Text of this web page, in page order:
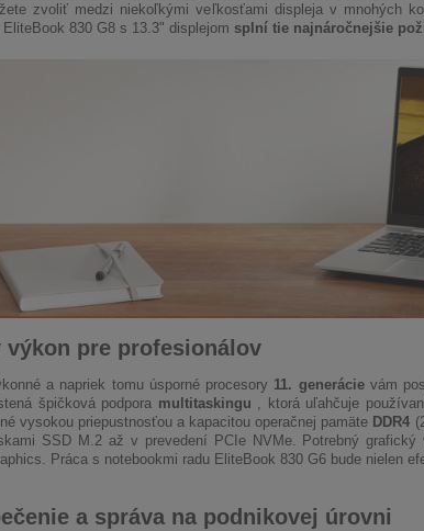
zvoliť medzi niekoľkými veľkosťami displeja v mnohých
EliteBook 830 G8 s 13.3" displejom splní tie najnáročnejšie
výkon pre profesionálov
a napriek tomu úsporné procesory 11. generácievám
špičková podpora multitaskingu , ktorá uľahčuje
vysokou priepustnosťou a kapacitou operačnej pamäte DDR4
SSD M.2 až v prevedení PCIe NVMe. Potrebný
Práca s notebookmi radu EliteBook 830 G6 bude nielen
a správa na podnikovej úrovni